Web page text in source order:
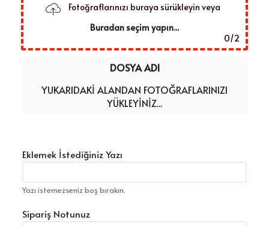
Fotoğraflarınızı buraya sürükleyin veya
Buradan seçim yapın...
0/2
DOSYA ADI
YUKARIDAKI ALANDAN FOTOĞRAFLARINIZI
YÜKLEYINIZ...
Eklemek İstediğiniz Yazı
Yazı istemezseniz boş bırakın.
Sipariş Notunuz